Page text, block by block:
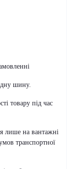
шину.
товару під час
лише на вантажні
транспортної